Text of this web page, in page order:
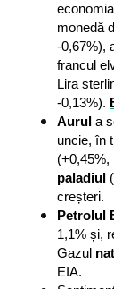
monedă
-0,67%),
francul
Lira
-0,13%).
Aurul a
uncie, în
(+0,45%,
paladiul
creșteri.
Petrolul
1,1% și,
Gazul
EIA.